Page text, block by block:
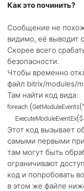
Как это починить?
Сообщение не
видимо, её выводит
Скорее всего
безопасности.
Чтобы временно
файл bitrix/modules/
Там найти код вида:
foreach (GetModuleEvents(
ExecuteModuleEventEx(
Этот код вызывает
самыми первыми
там могут быть
ограничивают
код и попробовать
в этом же файле